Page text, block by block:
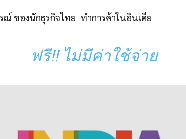
ณ์ ของนักธุรกิจไทย ทำการค้าในอินเดีย
ฟรี!! ไม่มีค่าใช้จ่าย